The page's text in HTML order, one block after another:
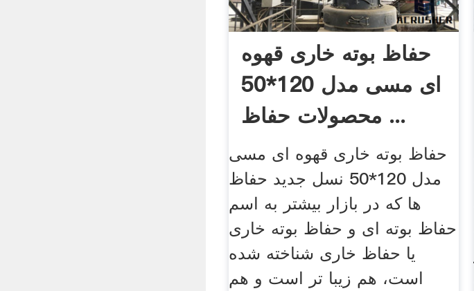
حفاظ بوته خاری قهوه
ای مسی مدل 120*50
محصولات حفاظ ...
حفاظ بوته خاری قهوه ای مسی
مدل 120*50 نسل جدید حفاظ
ها که در بازار بیشتر به اسم
حفاظ بوته ای و حفاظ بوته خاری
یا حفاظ خاری شناخته شده
است، هم زیبا تر است و هم